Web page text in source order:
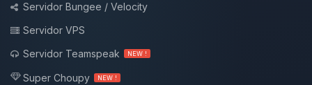
Servidor Bungee / Velocity
Servidor VPS
Servidor Teamspeak
NEW !
Super Choupy NEW !